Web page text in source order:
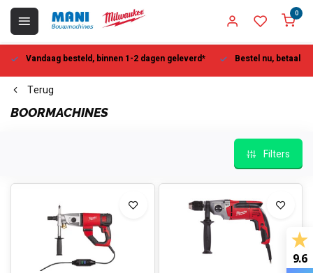
0
Vandaag besteld, binnen 1-2 dagen geleverd* Bestel nu, betaal
Terug
BOORMACHINES
Filters
9.6